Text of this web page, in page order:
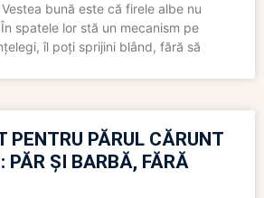
bună este că firele albe nu
spatele lor stă un mecanism pe
îl poți sprijini blând, fără să
PENTRU PĂRUL CĂRUNT
PĂR ȘI BARBĂ, FĂRĂ